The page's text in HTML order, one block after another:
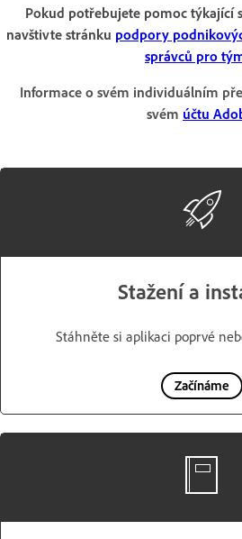
Pokud potřebujete pomoc týkající
navštivte stránku podpory
správců pro
Informace o svém individuálním
svém účtu
Stažení a
Stáhněte si aplikaci poprvé
Začínáme